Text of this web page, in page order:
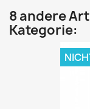
8 andere
Kategorie: